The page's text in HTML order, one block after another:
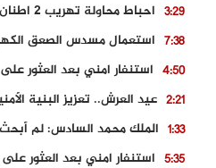
3:29 احباط محاولة تهريب 2 اطنان من المخدرات بتارودانت
7:38
4:50
2:21
1:33
5:35